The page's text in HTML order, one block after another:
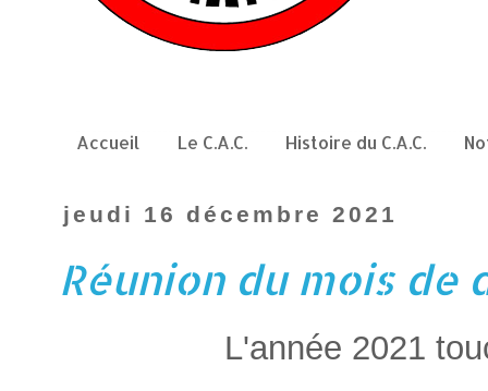
Accueil Le C.A.C. Histoire du C.A.C.
jeudi 16 décembre 2021
Réunion du mois de
L'année 2021